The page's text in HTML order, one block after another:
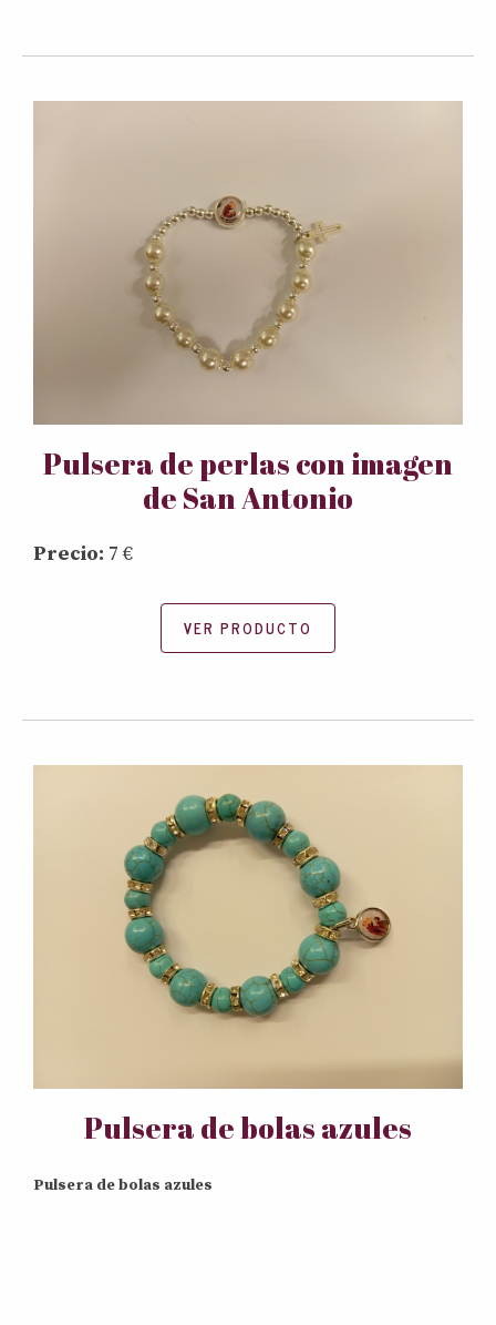
Pulsera de perlas con imagen
de San Antonio
Precio: 7 €
VER PRODUCTO
Pulsera de bolas azules
Pulsera de bolas azules